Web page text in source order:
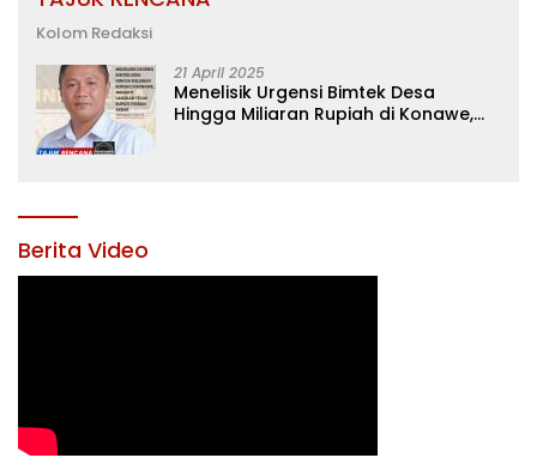
Kolom Redaksi
21 April 2025
Menelisik Urgensi Bimtek Desa
Hingga Miliaran Rupiah di Konawe,
Berita Video